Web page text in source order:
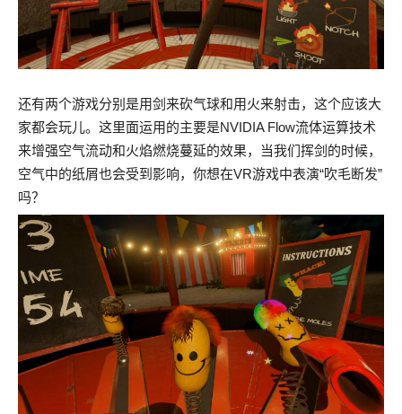
还有两个游戏分别是用剑来砍气球和用火来射击，这个应该大
家都会玩儿。这里面运用的主要是NVIDIA Flow流体运算技术
来增强空气流动和火焰燃烧蔓延的效果，当我们挥剑的时候，
空气中的纸屑也会受到影响，你想在VR游戏中表演“吹毛断发”
吗？